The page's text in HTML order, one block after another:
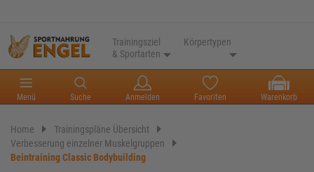
Trainingsziel
& Sportarten
Körpertypen
Menü Suche Anmelden Favoriten Warenkorb
Home
Trainingspläne Übersicht
Verbesserung einzelner Muskelgruppen
Beintraining Classic Bodybuilding